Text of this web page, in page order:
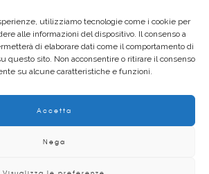
utilizziamo tecnologie come i cookie per
alle informazioni del dispositivo. Il consenso a
di elaborare dati come il comportamento di
questo sito. Non acconsentire o ritirare il consenso
su alcune caratteristiche e funzioni.
Accetta
Nega